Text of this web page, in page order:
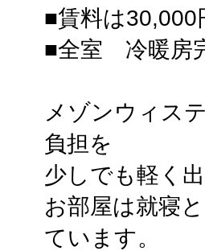
■賃料は30,000
■全室 冷暖房
メゾンウィス
負担を
少しでも軽く
お部屋は就寝
ています。